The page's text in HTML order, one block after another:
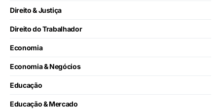
Direito & Justiça
Direito do Trabalhador
Economia
Economia & Negócios
Educação
Educação & Mercado